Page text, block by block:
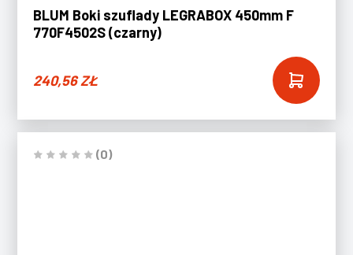
BLUM Boki szuflady LEGRABOX 450mm F
770F4502S (czarny)
240,56ZŁ
(0)